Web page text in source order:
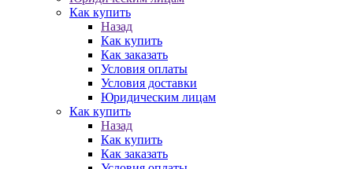
Как купить
Назад
Как купить
Как заказать
Условия оплаты
Условия доставки
Юридическим лицам
Как купить
Назад
Как купить
Как заказать